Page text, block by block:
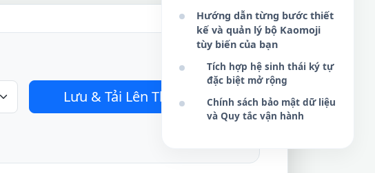
Lưu & Tải Lên Thư Viện
Hướng dẫn từng bước thiết
kế và quản lý bộ Kaomoji
tùy biến của bạn
Tích hợp hệ sinh thái ký tự
đặc biệt mở rộng
Chính sách bảo mật dữ liệu
và Quy tắc vận hành